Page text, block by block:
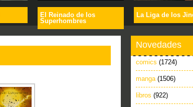
El Reinado de los
Superhombres
La Liga de los
Novedades
comics (1724)
manga (1506)
libros (922)